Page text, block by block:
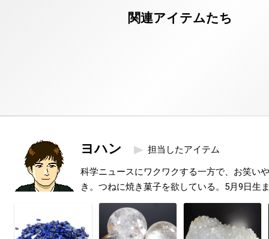
ヨハン 担当したアイテム
科学ニュースにワクワクする一方で、お笑い
き。つねに焼き菓子を欲している。5月9日生